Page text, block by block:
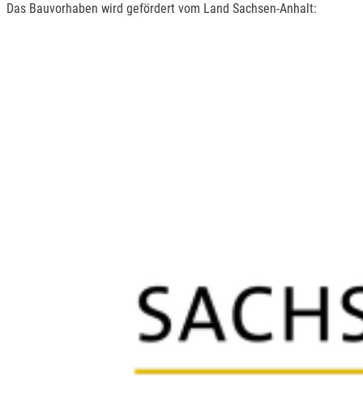
Das Bauvorhaben wird gefördert vom Land Sachsen-Anhalt: